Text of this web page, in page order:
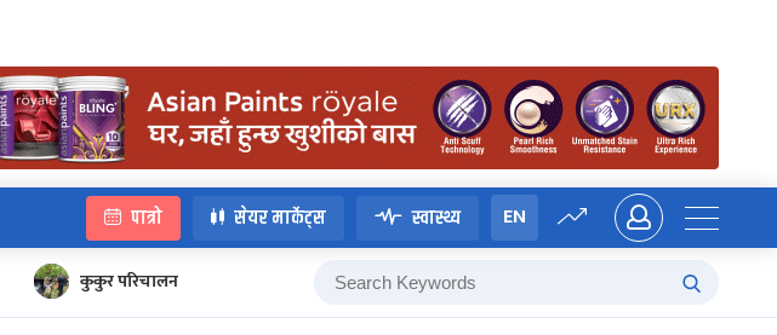
पात्रो सेयर मार्केट्स स्वास्थ्य EN
कुकुर परिचालन